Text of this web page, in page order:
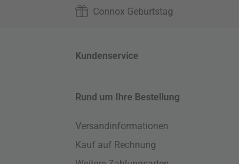
Connox Geburtstag
Kundenservice
Rund um Ihre Bestellung
Versandinformationen
Kauf auf Rechnung